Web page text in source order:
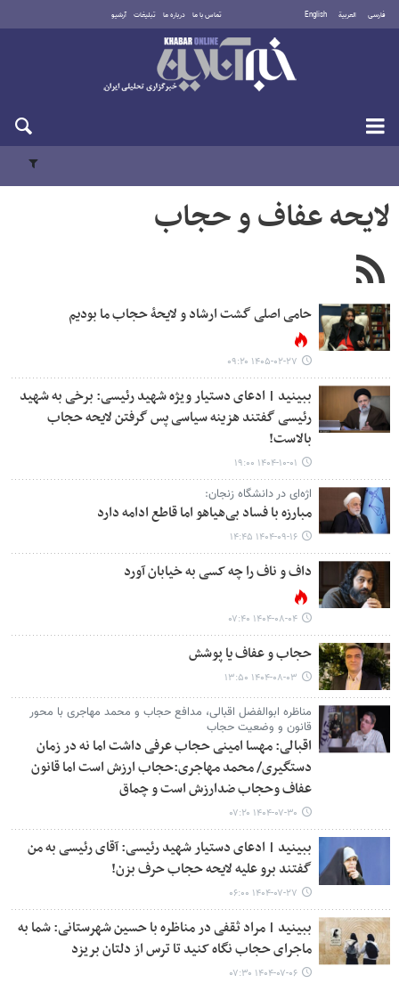
فارسی العربية English تماس با ما درباره ما تبلیغات آرشیو
جمعه ۱۶ مرداد ۱۴۰۵
لایحه عفاف و حجاب
حامی اصلی گشت ارشاد و لایحۀ حجاب ما بودیم
۱۴۰۵-۰۲-۲۷ ۰۹:۲۰
ببینید | ادعای دستیار ویژه شهید رئیسی: برخی به شهید
رئیسی گفتند هزینه سیاسی پس گرفتن لایحه حجاب
بالاست!
۱۴۰۴-۱۰-۰۱ ۱۹:۰۰
اژه‌ای در دانشگاه زنجان:
مبارزه با فساد بی‌هیاهو اما قاطع ادامه دارد
۱۴۰۴-۰۹-۱۶ ۱۴:۴۵
داف و ناف را چه کسی به خیابان آورد
۱۴۰۴-۰۸-۰۴ ۰۷:۴۰
حجاب و عفاف یا پوشش
۱۴۰۴-۰۸-۰۳ ۱۳:۵۰
مناظره ابوالفضل اقبالی، مدافع حجاب و محمد مهاجری با محور
قانون و وضعیت حجاب
اقبالی: مهسا امینی حجاب عرفی داشت اما نه در زمان
دستگیری/ محمد مهاجری:حجاب ارزش است اما قانون
عفاف وحجاب ضدارزش است و چماق
۱۴۰۴-۰۷-۳۰ ۰۷:۲۰
ببینید | ادعای دستیار شهید رئیسی: آقای رئیسی به من
گفتند برو علیه لایحه حجاب حرف بزن!
۱۴۰۴-۰۷-۲۷ ۰۶:۰۰
ببینید | مراد ثقفی در مناظره با حسین شهرستانی: شما به
ماجرای حجاب نگاه کنید تا ترس از دلتان بریزد
۱۴۰۴-۰۷-۰۶ ۰۷:۳۰